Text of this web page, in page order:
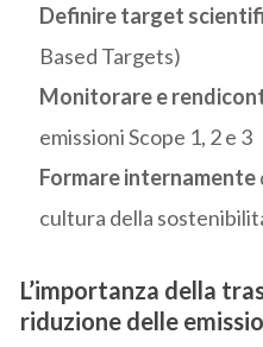
Definire target
Based Targets)
Monitorare e
emissioni Scope 1, 2 e 3
Formare internamente
cultura della
L’importanza della
riduzione delle